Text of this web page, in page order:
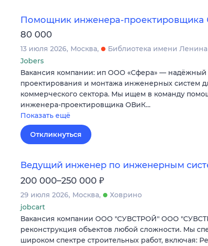
Помощник инженера-проектировщика
80 000
13 июля 2026 Москва
Библиотека имени Ленина
Jobers
Вакансия компании: ип ООО «Сфера» — надёжный
проектирования и монтажа инженерных систем
коммерческого сектора. Мы ищем в команду
инженера‑проектировщика ОВиК…
Показать ещё
Откликнуться
Ведущий инженер по инженерным
200 000–250 000 ₽
29 июля 2026 Москва
Ховрино
jobcart
Вакансия компании ООО "СУВСТРОЙ" ООО
реконструкция объектов любой сложности. Мы
широком спектре строительных работ, включая: